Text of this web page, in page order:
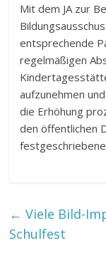
Mit dem JA zur
entsprechende
regelmäßigen
aufzunehmen
die Erhöhung
den öffentlichen
← Viele Bild-
Schulfest